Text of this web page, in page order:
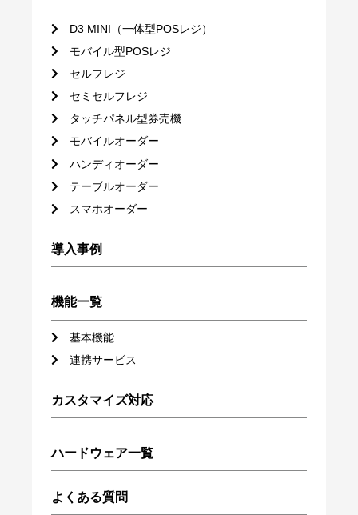
D3 MINI（一体型POSレジ）
モバイル型POSレジ
セルフレジ
セミセルフレジ
タッチパネル型券売機
モバイルオーダー
ハンディオーダー
テーブルオーダー
スマホオーダー
導入事例
機能一覧
基本機能
連携サービス
カスタマイズ対応
ハードウェア一覧
よくある質問